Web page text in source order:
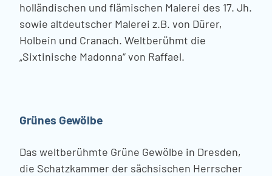
holländischen und flämischen Malerei des 17. Jh.
sowie altdeutscher Malerei z.B. von Dürer,
Holbein und Cranach. Weltberühmt die
„Sixtinische Madonna“ von Raffael.
Grünes Gewölbe
Das weltberühmte Grüne Gewölbe in Dresden,
die Schatzkammer der sächsischen Herrscher